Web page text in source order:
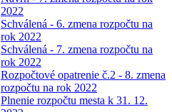
2022
Schválená - 6. zmena rozpočtu na
rok 2022
Schválená - 7. zmena rozpočtu na
rok 2022
Rozpočtové opatrenie č.2 - 8. zmena
rozpočtu na rok 2022
Plnenie rozpočtu mesta k 31. 12.